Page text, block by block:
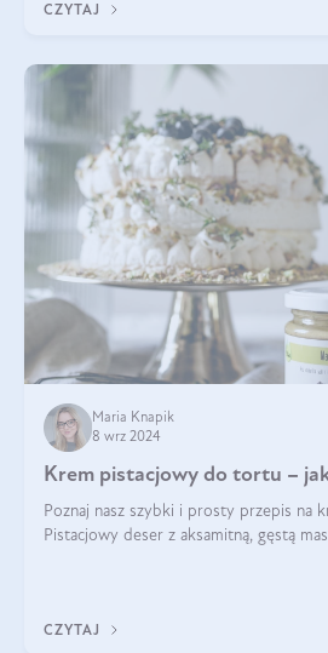
CZYTAJ
Maria Knapik
8 wrz 2024
Krem pistacjowy do tortu –
Poznaj nasz szybki i prosty przepis na
Pistacjowy deser z aksamitną, gęstą
CZYTAJ